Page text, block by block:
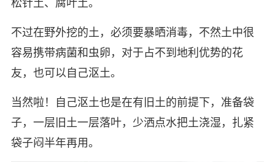
松针土、腐叶土。
不过在野外挖的土，必须要暴晒消毒，不然土中很
容易携带病菌和虫卵，对于占不到地利优势的花
友，也可以自己沤土。
当然啦！自己沤土也是在有旧土的前提下，准备袋
子，一层旧土一层落叶，少洒点水把土浇湿，扎紧
袋子闷半年再用。